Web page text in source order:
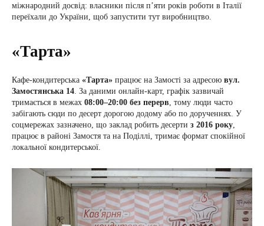
міжнародний досвід: власники після п’яти років роботи в Італії
переїхали до України, щоб запустити тут виробництво.
«Тарта»
Кафе-кондитерська «Тарта» працює на Замості за адресою вул.
Замостянська 14. За даними онлайн-карт, графік зазвичай
тримається в межах 08:00–20:00 без перерв, тому люди часто
забігають сюди по десерт дорогою додому або по дорученнях. У
соцмережах зазначено, що заклад робить десерти з 2016 року,
працює в районі Замостя та на Поділлі, тримає формат спокійної
локальної кондитерської.